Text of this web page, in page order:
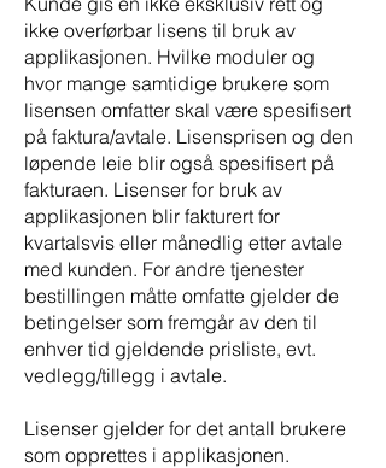
ikke overførbar lisens til bruk av
applikasjonen. Hvilke moduler og
hvor mange samtidige brukere som
lisensen omfatter skal være spesifisert
på faktura/avtale. Lisensprisen og den
løpende leie blir også spesifisert på
fakturaen. Lisenser for bruk av
applikasjonen blir fakturert for
kvartalsvis eller månedlig etter avtale
med kunden. For andre tjenester
bestillingen måtte omfatte gjelder de
betingelser som fremgår av den til
enhver tid gjeldende prisliste, evt.
vedlegg/tillegg i avtale.
Lisenser gjelder for det antall brukere
som opprettes i applikasjonen.